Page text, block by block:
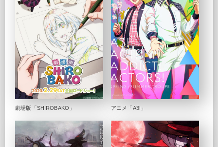
劇場版「SHIROBAKO」 アニメ「A3!」